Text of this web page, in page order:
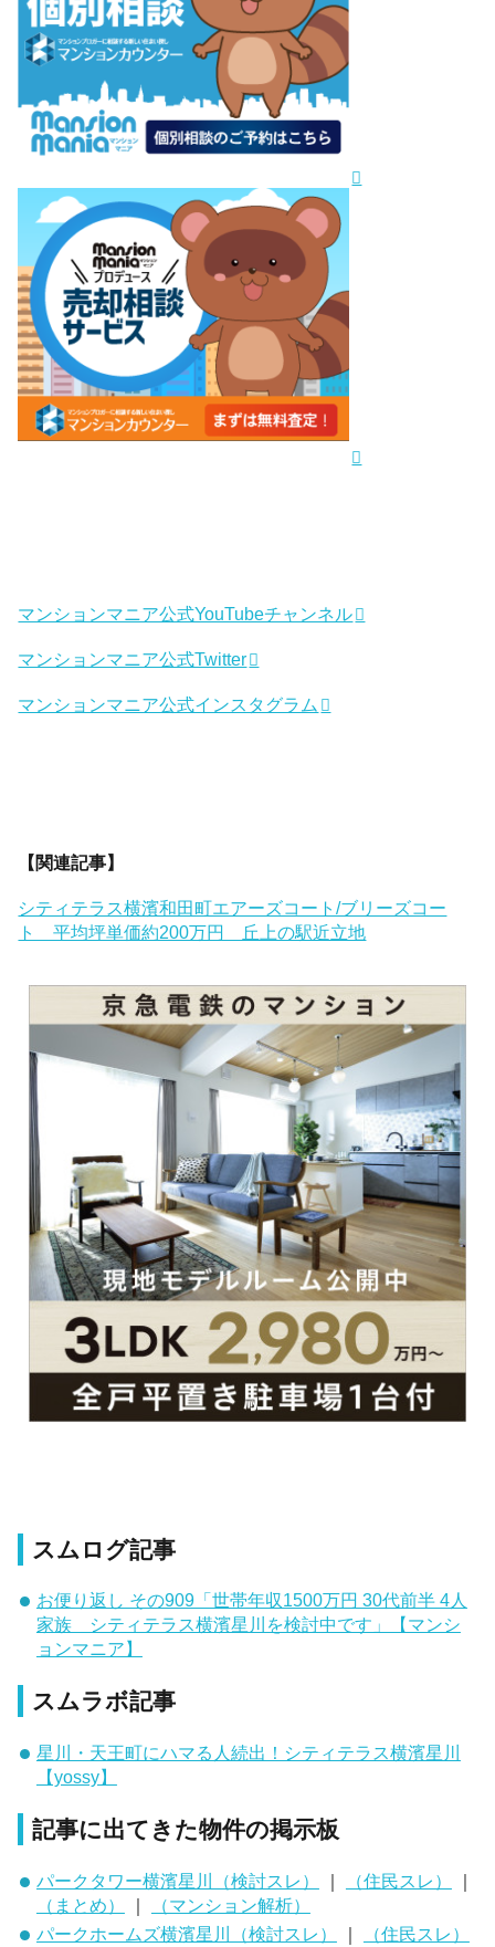
マンションマニア公式YouTubeチャンネル
マンションマニア公式Twitter
マンションマニア公式インスタグラム
【関連記事】
シティテラス横濱和田町エアーズコート/ブリーズコー
ト 平均坪単価約200万円 丘上の駅近立地
スムログ記事
お便り返し その909「世帯年収1500万円 30代前半 4人
家族 シティテラス横濱星川を検討中です」【マンシ
ョンマニア】
スムラボ記事
星川・天王町にハマる人続出！シティテラス横濱星川
【yossy】
記事に出てきた物件の掲示板
パークタワー横濱星川（検討スレ） ｜ （住民スレ）
｜
（まとめ）
｜
（マンション解析）
パークホームズ横濱星川（検討スレ）
（住民スレ）